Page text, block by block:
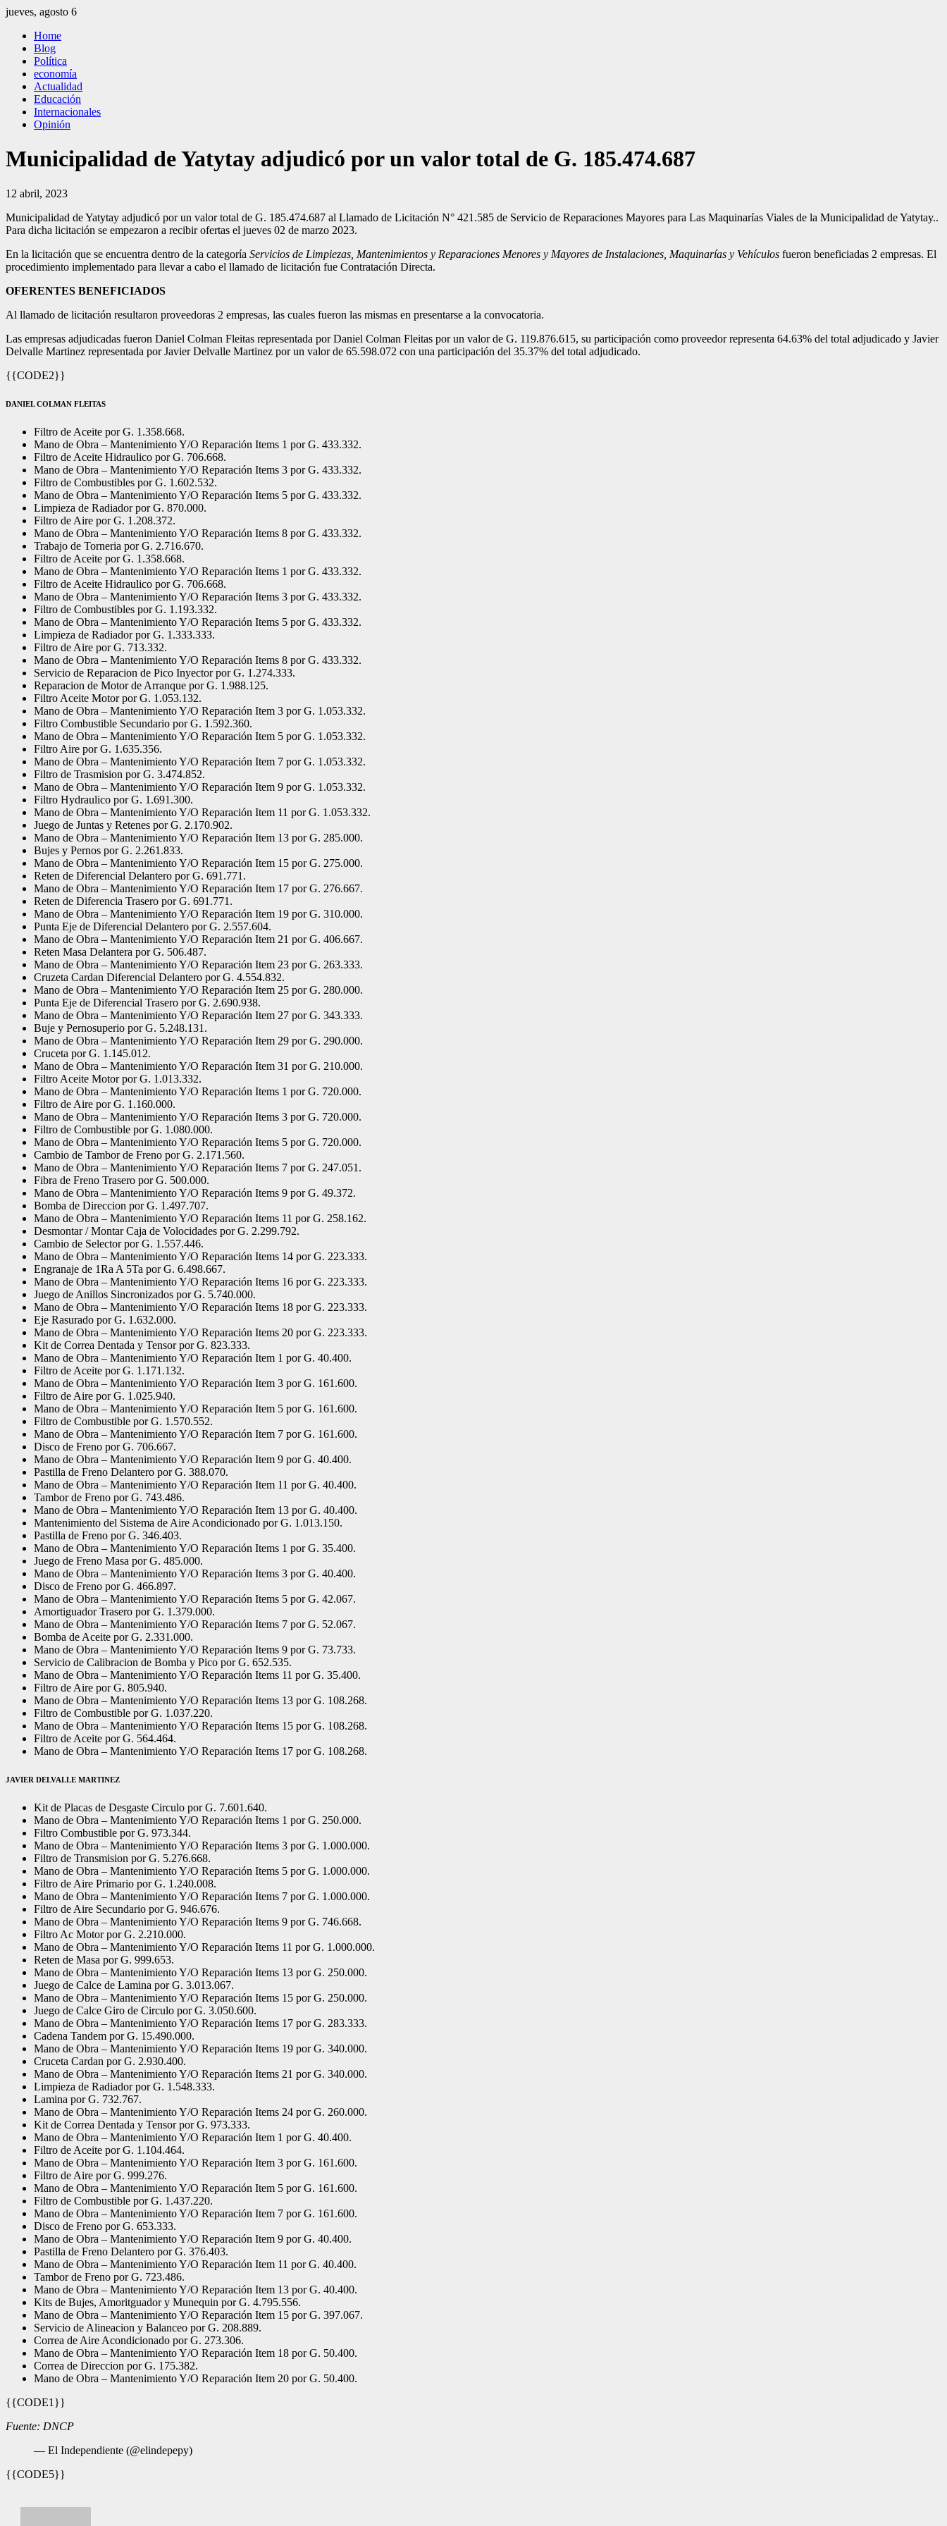
Saltar
contenido
jueves, agosto 6
El Independiente
El independiente Libre y Transparente
Home
Blog
Política
economía
Actualidad
Educación
Internacionales
Opinión
Municipalidad de Yatytay adjudicó por un valor total de G. 185.474.687
12 abril, 2023
Municipalidad de Yatytay adjudicó por un valor total de G. 185.474.687 al Llamado de Licitación N° 421.585 de Servicio de Reparaciones Mayores para Las Maquinarías Viales de la Municipalidad de Yatytay..
Para dicha licitación se empezaron a recibir ofertas el jueves 02 de marzo 2023.
En la licitación que se encuentra dentro de la categoría Servicios de Limpiezas, Mantenimientos y Reparaciones Menores y Mayores de Instalaciones, Maquinarías y Vehículos fueron beneficiadas 2 empresas. El
procedimiento implementado para llevar a cabo el llamado de licitación fue Contratación Directa.
OFERENTES BENEFICIADOS
Al llamado de licitación resultaron proveedoras 2 empresas, las cuales fueron las mismas en presentarse a la convocatoria.
Las empresas adjudicadas fueron Daniel Colman Fleitas representada por Daniel Colman Fleitas por un valor de G. 119.876.615, su participación como proveedor representa 64.63% del total adjudicado y Javier
Delvalle Martinez representada por Javier Delvalle Martinez por un valor de 65.598.072 con una participación del 35.37% del total adjudicado.
{{CODE2}}
DANIEL COLMAN FLEITAS
Filtro de Aceite por G. 1.358.668.
Mano de Obra – Mantenimiento Y/O Reparación Items 1 por G. 433.332.
Filtro de Aceite Hidraulico por G. 706.668.
Mano de Obra – Mantenimiento Y/O Reparación Items 3 por G. 433.332.
Filtro de Combustibles por G. 1.602.532.
Mano de Obra – Mantenimiento Y/O Reparación Items 5 por G. 433.332.
Limpieza de Radiador por G. 870.000.
Filtro de Aire por G. 1.208.372.
Mano de Obra – Mantenimiento Y/O Reparación Items 8 por G. 433.332.
Trabajo de Torneria por G. 2.716.670.
Filtro de Aceite por G. 1.358.668.
Mano de Obra – Mantenimiento Y/O Reparación Items 1 por G. 433.332.
Filtro de Aceite Hidraulico por G. 706.668.
Mano de Obra – Mantenimiento Y/O Reparación Items 3 por G. 433.332.
Filtro de Combustibles por G. 1.193.332.
Mano de Obra – Mantenimiento Y/O Reparación Items 5 por G. 433.332.
Limpieza de Radiador por G. 1.333.333.
Filtro de Aire por G. 713.332.
Mano de Obra – Mantenimiento Y/O Reparación Items 8 por G. 433.332.
Servicio de Reparacion de Pico Inyector por G. 1.274.333.
Reparacion de Motor de Arranque por G. 1.988.125.
Filtro Aceite Motor por G. 1.053.132.
Mano de Obra – Mantenimiento Y/O Reparación Item 3 por G. 1.053.332.
Filtro Combustible Secundario por G. 1.592.360.
Mano de Obra – Mantenimiento Y/O Reparación Item 5 por G. 1.053.332.
Filtro Aire por G. 1.635.356.
Mano de Obra – Mantenimiento Y/O Reparación Item 7 por G. 1.053.332.
Filtro de Trasmision por G. 3.474.852.
Mano de Obra – Mantenimiento Y/O Reparación Item 9 por G. 1.053.332.
Filtro Hydraulico por G. 1.691.300.
Mano de Obra – Mantenimiento Y/O Reparación Item 11 por G. 1.053.332.
Juego de Juntas y Retenes por G. 2.170.902.
Mano de Obra – Mantenimiento Y/O Reparación Item 13 por G. 285.000.
Bujes y Pernos por G. 2.261.833.
Mano de Obra – Mantenimiento Y/O Reparación Item 15 por G. 275.000.
Reten de Diferencial Delantero por G. 691.771.
Mano de Obra – Mantenimiento Y/O Reparación Item 17 por G. 276.667.
Reten de Diferencia Trasero por G. 691.771.
Mano de Obra – Mantenimiento Y/O Reparación Item 19 por G. 310.000.
Punta Eje de Diferencial Delantero por G. 2.557.604.
Mano de Obra – Mantenimiento Y/O Reparación Item 21 por G. 406.667.
Reten Masa Delantera por G. 506.487.
Mano de Obra – Mantenimiento Y/O Reparación Item 23 por G. 263.333.
Cruzeta Cardan Diferencial Delantero por G. 4.554.832.
Mano de Obra – Mantenimiento Y/O Reparación Item 25 por G. 280.000.
Punta Eje de Diferencial Trasero por G. 2.690.938.
Mano de Obra – Mantenimiento Y/O Reparación Item 27 por G. 343.333.
Buje y Pernosuperio por G. 5.248.131.
Mano de Obra – Mantenimiento Y/O Reparación Item 29 por G. 290.000.
Cruceta por G. 1.145.012.
Mano de Obra – Mantenimiento Y/O Reparación Item 31 por G. 210.000.
Filtro Aceite Motor por G. 1.013.332.
Mano de Obra – Mantenimiento Y/O Reparación Items 1 por G. 720.000.
Filtro de Aire por G. 1.160.000.
Mano de Obra – Mantenimiento Y/O Reparación Items 3 por G. 720.000.
Filtro de Combustible por G. 1.080.000.
Mano de Obra – Mantenimiento Y/O Reparación Items 5 por G. 720.000.
Cambio de Tambor de Freno por G. 2.171.560.
Mano de Obra – Mantenimiento Y/O Reparación Items 7 por G. 247.051.
Fibra de Freno Trasero por G. 500.000.
Mano de Obra – Mantenimiento Y/O Reparación Items 9 por G. 49.372.
Bomba de Direccion por G. 1.497.707.
Mano de Obra – Mantenimiento Y/O Reparación Items 11 por G. 258.162.
Desmontar / Montar Caja de Volocidades por G. 2.299.792.
Cambio de Selector por G. 1.557.446.
Mano de Obra – Mantenimiento Y/O Reparación Items 14 por G. 223.333.
Engranaje de 1Ra A 5Ta por G. 6.498.667.
Mano de Obra – Mantenimiento Y/O Reparación Items 16 por G. 223.333.
Juego de Anillos Sincronizados por G. 5.740.000.
Mano de Obra – Mantenimiento Y/O Reparación Items 18 por G. 223.333.
Eje Rasurado por G. 1.632.000.
Mano de Obra – Mantenimiento Y/O Reparación Items 20 por G. 223.333.
Kit de Correa Dentada y Tensor por G. 823.333.
Mano de Obra – Mantenimiento Y/O Reparación Item 1 por G. 40.400.
Filtro de Aceite por G. 1.171.132.
Mano de Obra – Mantenimiento Y/O Reparación Item 3 por G. 161.600.
Filtro de Aire por G. 1.025.940.
Mano de Obra – Mantenimiento Y/O Reparación Item 5 por G. 161.600.
Filtro de Combustible por G. 1.570.552.
Mano de Obra – Mantenimiento Y/O Reparación Item 7 por G. 161.600.
Disco de Freno por G. 706.667.
Mano de Obra – Mantenimiento Y/O Reparación Item 9 por G. 40.400.
Pastilla de Freno Delantero por G. 388.070.
Mano de Obra – Mantenimiento Y/O Reparación Item 11 por G. 40.400.
Tambor de Freno por G. 743.486.
Mano de Obra – Mantenimiento Y/O Reparación Item 13 por G. 40.400.
Mantenimiento del Sistema de Aire Acondicionado por G. 1.013.150.
Pastilla de Freno por G. 346.403.
Mano de Obra – Mantenimiento Y/O Reparación Items 1 por G. 35.400.
Juego de Freno Masa por G. 485.000.
Mano de Obra – Mantenimiento Y/O Reparación Items 3 por G. 40.400.
Disco de Freno por G. 466.897.
Mano de Obra – Mantenimiento Y/O Reparación Items 5 por G. 42.067.
Amortiguador Trasero por G. 1.379.000.
Mano de Obra – Mantenimiento Y/O Reparación Items 7 por G. 52.067.
Bomba de Aceite por G. 2.331.000.
Mano de Obra – Mantenimiento Y/O Reparación Items 9 por G. 73.733.
Servicio de Calibracion de Bomba y Pico por G. 652.535.
Mano de Obra – Mantenimiento Y/O Reparación Items 11 por G. 35.400.
Filtro de Aire por G. 805.940.
Mano de Obra – Mantenimiento Y/O Reparación Items 13 por G. 108.268.
Filtro de Combustible por G. 1.037.220.
Mano de Obra – Mantenimiento Y/O Reparación Items 15 por G. 108.268.
Filtro de Aceite por G. 564.464.
Mano de Obra – Mantenimiento Y/O Reparación Items 17 por G. 108.268.
JAVIER DELVALLE MARTINEZ
Kit de Placas de Desgaste Circulo por G. 7.601.640.
Mano de Obra – Mantenimiento Y/O Reparación Items 1 por G. 250.000.
Filtro Combustible por G. 973.344.
Mano de Obra – Mantenimiento Y/O Reparación Items 3 por G. 1.000.000.
Filtro de Transmision por G. 5.276.668.
Mano de Obra – Mantenimiento Y/O Reparación Items 5 por G. 1.000.000.
Filtro de Aire Primario por G. 1.240.008.
Mano de Obra – Mantenimiento Y/O Reparación Items 7 por G. 1.000.000.
Filtro de Aire Secundario por G. 946.676.
Mano de Obra – Mantenimiento Y/O Reparación Items 9 por G. 746.668.
Filtro Ac Motor por G. 2.210.000.
Mano de Obra – Mantenimiento Y/O Reparación Items 11 por G. 1.000.000.
Reten de Masa por G. 999.653.
Mano de Obra – Mantenimiento Y/O Reparación Items 13 por G. 250.000.
Juego de Calce de Lamina por G. 3.013.067.
Mano de Obra – Mantenimiento Y/O Reparación Items 15 por G. 250.000.
Juego de Calce Giro de Circulo por G. 3.050.600.
Mano de Obra – Mantenimiento Y/O Reparación Items 17 por G. 283.333.
Cadena Tandem por G. 15.490.000.
Mano de Obra – Mantenimiento Y/O Reparación Items 19 por G. 340.000.
Cruceta Cardan por G. 2.930.400.
Mano de Obra – Mantenimiento Y/O Reparación Items 21 por G. 340.000.
Limpieza de Radiador por G. 1.548.333.
Lamina por G. 732.767.
Mano de Obra – Mantenimiento Y/O Reparación Items 24 por G. 260.000.
Kit de Correa Dentada y Tensor por G. 973.333.
Mano de Obra – Mantenimiento Y/O Reparación Item 1 por G. 40.400.
Filtro de Aceite por G. 1.104.464.
Mano de Obra – Mantenimiento Y/O Reparación Item 3 por G. 161.600.
Filtro de Aire por G. 999.276.
Mano de Obra – Mantenimiento Y/O Reparación Item 5 por G. 161.600.
Filtro de Combustible por G. 1.437.220.
Mano de Obra – Mantenimiento Y/O Reparación Item 7 por G. 161.600.
Disco de Freno por G. 653.333.
Mano de Obra – Mantenimiento Y/O Reparación Item 9 por G. 40.400.
Pastilla de Freno Delantero por G. 376.403.
Mano de Obra – Mantenimiento Y/O Reparación Item 11 por G. 40.400.
Tambor de Freno por G. 723.486.
Mano de Obra – Mantenimiento Y/O Reparación Item 13 por G. 40.400.
Kits de Bujes, Amoritguador y Munequin por G. 4.795.556.
Mano de Obra – Mantenimiento Y/O Reparación Item 15 por G. 397.067.
Servicio de Alineacion y Balanceo por G. 208.889.
Correa de Aire Acondicionado por G. 273.306.
Mano de Obra – Mantenimiento Y/O Reparación Item 18 por G. 50.400.
Correa de Direccion por G. 175.382.
Mano de Obra – Mantenimiento Y/O Reparación Item 20 por G. 50.400.
{{CODE1}}
Fuente: DNCP
— El Independiente (@elindepepy)
{{CODE5}}